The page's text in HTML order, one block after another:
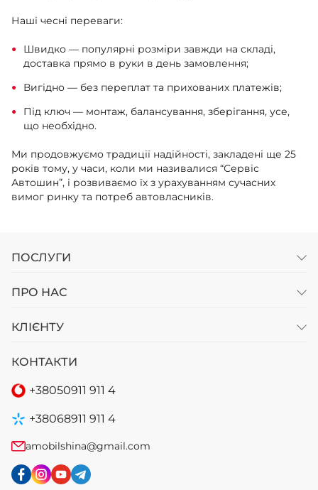
Наші чесні переваги:
Швидко — популярні розміри завжди на складі,
доставка прямо в руки в день замовлення;
Вигідно — без переплат та прихованих платежів;
Під ключ — монтаж, балансування, зберігання, усе,
що необхідно.
Ми продовжуємо традиції надійності, закладені ще 25
років тому, у часи, коли ми називалися “Сервіс
Автошин”, і розвиваємо їх з урахуванням сучасних
вимог ринку та потреб автовласників.
ПОСЛУГИ
ПРО НАС
КЛІЄНТУ
КОНТАКТИ
+38050911 911 4
+38068911 911 4
amobilshina@gmail.com